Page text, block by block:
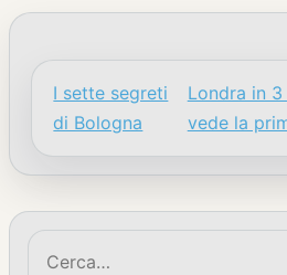
Navigazione
I sette segreti
di Bologna
Londra in
vede la
Cerca: